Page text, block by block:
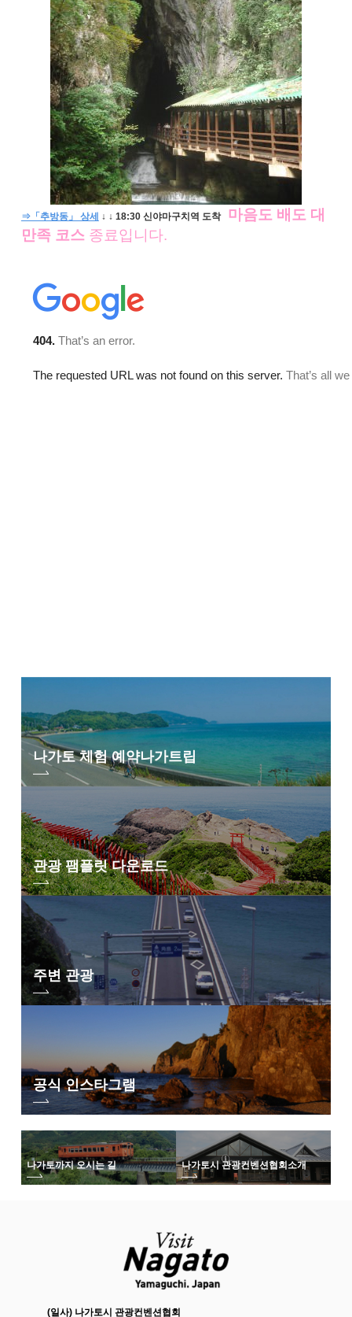
⇒「추방동」 상세 ↓ ↓ 18:30 신야마구치역 도착
마음도 배도 대
만족 코스 종료입니다.
나가토 체험 예약나가트립
관광 팸플릿 다운로드
주변 관광
공식 인스타그램
나가토까지 오시는 길 나가토시 관광컨벤션협회소개
(일사) 나가토시 관광컨벤션협회